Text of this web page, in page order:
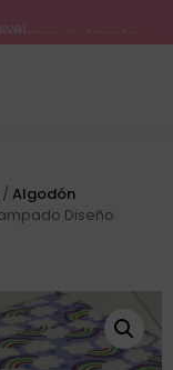
mes de Agosto
/ Algodón
Diseño